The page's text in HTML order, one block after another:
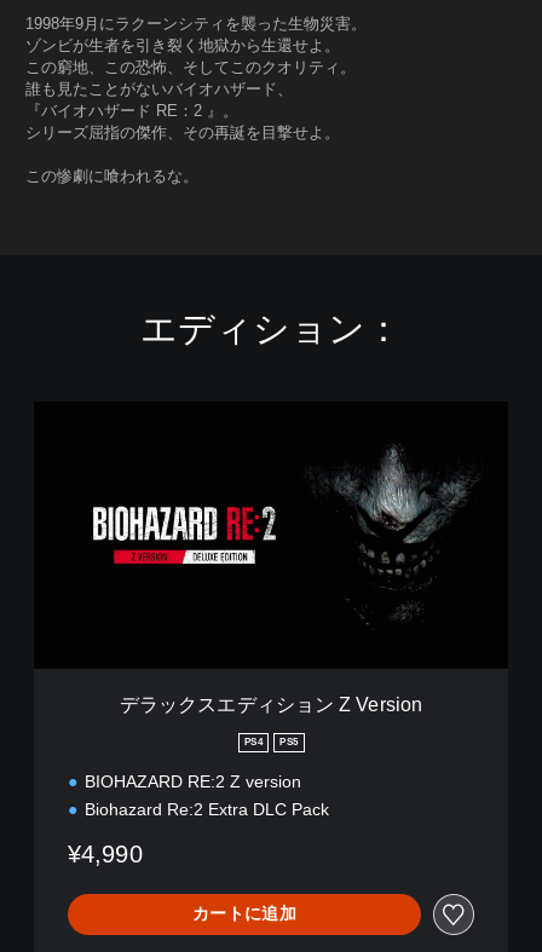
1998年9月にラクーンシティを襲った生物災害。
ゾンビが生者を引き裂く地獄から生還せよ。
この窮地、この恐怖、そしてこのクオリティ。
誰も見たことがないバイオハザード、
『バイオハザード RE：2 』。
シリーズ屈指の傑作、その再誕を目撃せよ。
この惨劇に喰われるな。
エディション：
Z
デラックスエディション Z Version
PS4 PS5
BIOHAZARD RE:2 Z version
Biohazard Re:2 Extra DLC Pack
¥4,990
カートに追加